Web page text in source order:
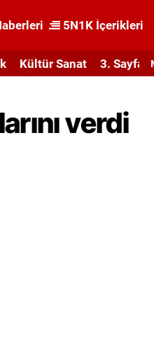
5N1K İçerikleri
Kültür Sanat 3. Sayfa
verdi